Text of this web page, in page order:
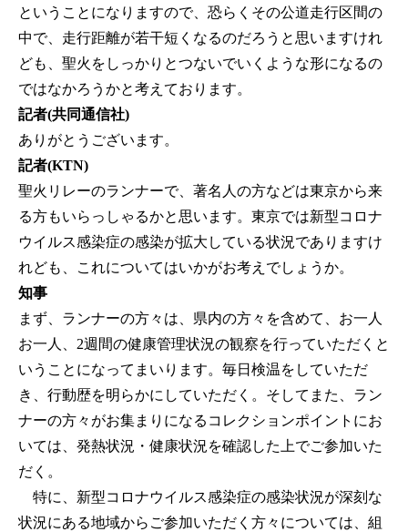
ということになりますので、恐らくその公道走行区間の
中で、走行距離が若干短くなるのだろうと思いますけれ
ども、聖火をしっかりとつないでいくような形になるの
ではなかろうかと考えております。
記者(共同通信社)
ありがとうございます。
記者(KTN)
聖火リレーのランナーで、著名人の方などは東京から来
る方もいらっしゃるかと思います。東京では新型コロナ
ウイルス感染症の感染が拡大している状況でありますけ
れども、これについてはいかがお考えでしょうか。
知事
まず、ランナーの方々は、県内の方々を含めて、お一人
お一人、2週間の健康管理状況の観察を行っていただくと
いうことになってまいります。毎日検温をしていただ
き、行動歴を明らかにしていただく。そしてまた、ラン
ナーの方々がお集まりになるコレクションポイントにお
いては、発熱状況・健康状況を確認した上でご参加いた
だく。
特に、新型コロナウイルス感染症の感染状況が深刻な
状況にある地域からご参加いただく方々については、組